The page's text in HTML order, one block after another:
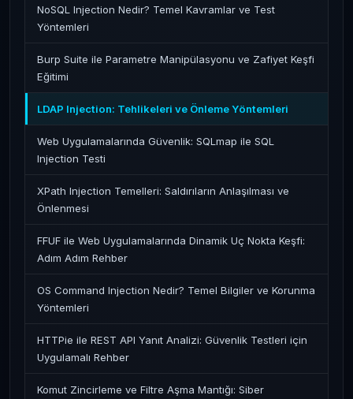
NoSQL Injection Nedir? Temel Kavramlar ve Test
Yöntemleri
Burp Suite ile Parametre Manipülasyonu ve Zafiyet Keşfi
Eğitimi
LDAP Injection: Tehlikeleri ve Önleme Yöntemleri
Web Uygulamalarında Güvenlik: SQLmap ile SQL
Injection Testi
XPath Injection Temelleri: Saldırıların Anlaşılması ve
Önlenmesi
FFUF ile Web Uygulamalarında Dinamik Uç Nokta Keşfi:
Adım Adım Rehber
OS Command Injection Nedir? Temel Bilgiler ve Korunma
Yöntemleri
HTTPie ile REST API Yanıt Analizi: Güvenlik Testleri için
Uygulamalı Rehber
Komut Zincirleme ve Filtre Aşma Mantığı: Siber